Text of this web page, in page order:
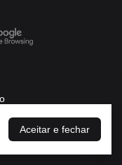
Aceitar e fechar